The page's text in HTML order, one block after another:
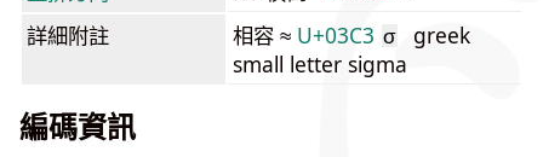
詳細附註 相容 ≈ U+03C3 σ
greek
small letter sigma
編碼資訊